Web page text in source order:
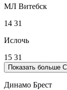
МЛ Витебск
14 31
Ислочь
15 31
Показать больше
Динамо Брест